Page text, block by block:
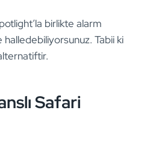
birlikte alarm
Tabii ki
Safari